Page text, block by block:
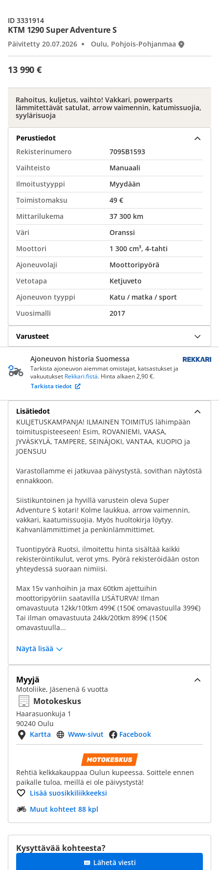
KTM 1290 Super Adventure S
13 990 €
Päivitetty 20.07.2026 Oulu, Pohjois-Pohjanmaa
ID 3331914
Rahoitus, kuljetus, vaihto! Vakkari, powerparts
lämmitettävät satulat, arrow vaimennin, katumissuojia,
syylärisuoja
Perustiedot
Rekisterinumero
7095B1593
Vaihteisto
Manuaali
Ilmoitustyyppi
Myydään
Toimistomaksu
49 €
Mittarilukema
37 300 km
Väri
Oranssi
Moottori
1 300 cm³, 4-tahti
Ajoneuvolaji
Moottoripyörä
Vetotapa
Ketjuveto
Ajoneuvon tyyppi
Katu / matka / sport
Vuosimalli
2017
Varusteet
Ajoneuvon historia Suomessa
Tarkista ajoneuvon aiemmat omistajat, katsastukset ja
vakuutukset Rekkari.fistä. Hinta alkaen 2,90 €.
Tarkista tiedot
Lisätiedot
KULJETUSKAMPANJA! ILMAINEN TOIMITUS lähimpään
toimituspisteeseen! Esim, ROVANIEMI, VAASA,
JYVÄSKYLÄ, TAMPERE, SEINÄJOKI, VANTAA, KUOPIO ja
JOENSUU
Varastollamme ei jatkuvaa päivystystä, sovithan näytöstä
ennakkoon.
Siistikuntoinen ja hyvillä varustein oleva Super
Adventure S kotari! Kolme laukkua, arrow vaimennin,
vakkari, kaatumissuojia. Myös huoltokirja löytyy.
Kahvanlämmittimet ja penkinlämmittimet.
Tuontipyörä Ruotsi, ilmoitettu hinta sisältää kaikki
rekisteröintikulut, verot yms. Pyörä rekisteröidään oston
yhteydessä suoraan nimiisi.
Max 15v vanhoihin ja max 60tkm ajettuihin
moottoripyöriin saatavilla LISÄTURVA! Ilman
omavastuuta 12kk/10tkm 499€ (150€ omavastuulla 399€)
Tai ilman omavastuuta 24kk/20tkm 899€ (150€
omavastuulla...
Näytä lisää
Myyjä
Motoliike, Jäsenenä 6 vuotta
Motokeskus
Haarasuonkuja 1
90240 Oulu
Kartta
Www-sivut Facebook
Rehtiä kelkkakauppaa Oulun kupeessa. Soittele ennen
paikalle tuloa, meillä ei ole päivystystä!
Lisää suosikkiliikkeeksi
Muut kohteet 88 kpl
Kysyttävää kohteesta?
Lähetä viesti